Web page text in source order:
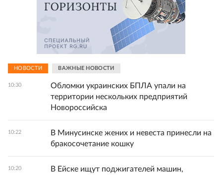
НОВОСТИ ВАЖНЫЕ НОВОСТИ
10:30
Обломки украинских БПЛА упали на
территории нескольких предприятий
Новороссийска
10:22
В Минусинске жених и невеста принесли на
бракосочетание кошку
10:20
В Ейске ищут поджигателей машин,